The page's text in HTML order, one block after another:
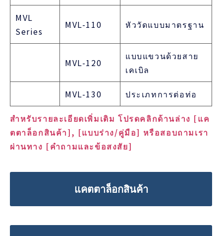
MVL
Series
MVL-110 หัววัดแบบมาตรฐาน
MVL-120
แบบแขวนด้วยสาย
เคเบิล
MVL-130 ประเภทการต่อท่อ
สำหรับรายละเอียดเพิ่มเติม โปรดคลิกด้านล่าง [แค
ตตาล็อกสินค้า], [แบบร่าง/คู่มือ] หรือสอบถามเรา
ผ่านทาง [คำถามและข้อสงสัย]
แคตตาล็อกสินค้า